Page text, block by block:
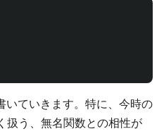
いていきます。特に、今時の
う、無名関数との相性が